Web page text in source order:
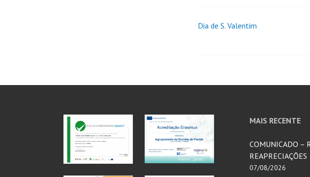
Dia de S. Valentim
MAIS RECENTE
COMUNICADO –
REAPRECIAÇÕES
07/08/2026